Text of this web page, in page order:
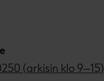
(arkisin klo 9–15)